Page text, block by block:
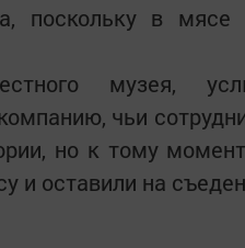
поскольку в
музея,
чьи
но к тому
и оставили на